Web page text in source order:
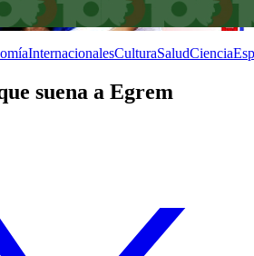
InternacionalesCulturaSaludCiencia
suena a Egrem